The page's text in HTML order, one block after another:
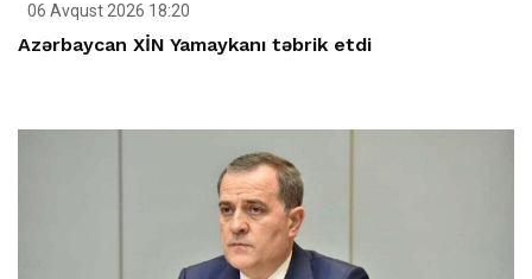
06 Avqust 2026 18:20
Azərbaycan XİN Yamaykanı təbrik etdi